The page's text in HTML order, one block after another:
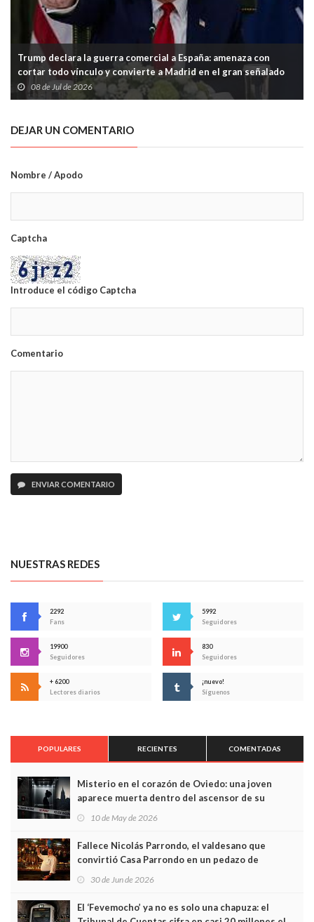
Trump declara la guerra comercial a España: amenaza con
cortar todo vínculo y convierte a Madrid en el gran señalado
de la OTAN
08 de Jul de 2026
DEJAR UN COMENTARIO
Nombre / Apodo
Captcha
Introduce el código Captcha
Comentario
ENVIAR COMENTARIO
NUESTRAS REDES
2292
Fans
5992
Seguidores
19900
Seguidores
830
Seguidores
+ 6200
Lectores diarios
¡nuevo!
Síguenos
POPULARES RECIENTES COMENTADAS
Misterio en el corazón de Oviedo: una joven
aparece muerta dentro del ascensor de su
edificio y las cámaras captan sus últimos minutos
10 de May de 2026
Fallece Nicolás Parrondo, el valdesano que
convirtió Casa Parrondo en un pedazo de
Asturias en Madrid
30 de Jun de 2026
El ‘Fevemocho’ ya no es solo una chapuza: el